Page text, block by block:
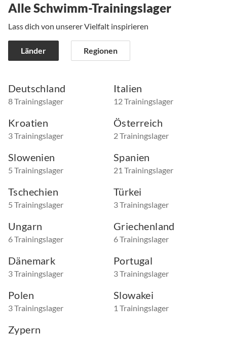
Alle Schwimm-Trainingslager
Lass dich von unserer Vielfalt inspirieren
Länder Regionen
Deutschland
8 Trainingslager
Italien
12 Trainingslager
Kroatien
3 Trainingslager
Österreich
2 Trainingslager
Slowenien
5 Trainingslager
Spanien
21 Trainingslager
Tschechien
5 Trainingslager
Türkei
3 Trainingslager
Ungarn
6 Trainingslager
Griechenland
6 Trainingslager
Dänemark
3 Trainingslager
Portugal
3 Trainingslager
Polen
3 Trainingslager
Slowakei
1 Trainingslager
Zypern